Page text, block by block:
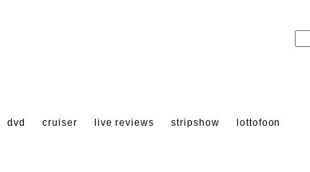
dvd cruiser live reviews stripshow lottofoon